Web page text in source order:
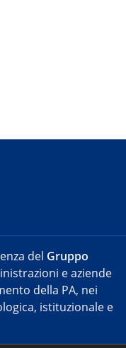
del Gruppo
e aziende
della PA, nei
istituzionale e